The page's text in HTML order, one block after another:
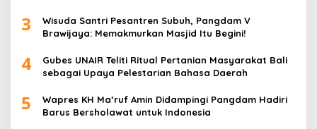
3
Wisuda Santri Pesantren Subuh, Pangdam V
Brawijaya: Memakmurkan Masjid Itu Begini!
4
Gubes UNAIR Teliti Ritual Pertanian Masyarakat Bali
sebagai Upaya Pelestarian Bahasa Daerah
5
Wapres KH Ma’ruf Amin Didampingi Pangdam Hadiri
Barus Bersholawat untuk Indonesia